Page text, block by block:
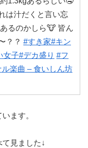
は汁だくと言い忘
るのかしら🐮 皆ん
？？ #すき家#キン
女子#デカ盛り #フ
楽曲 – 食いしん坊
ます。
見ました↓